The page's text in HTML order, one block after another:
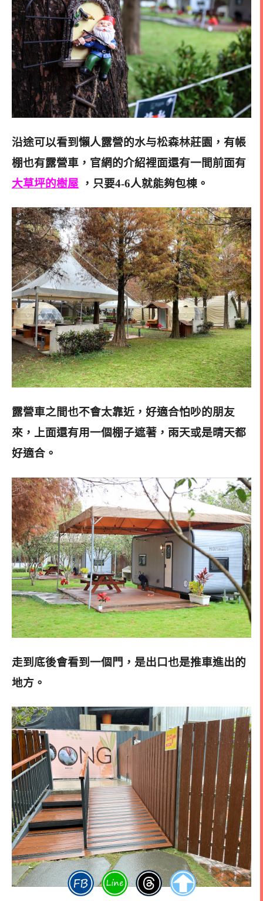
沿途可以看到懶人露營的水与松森林莊園，有帳
棚也有露營車，官網的介紹裡面還有一間前面有
大草坪的樹屋 ，只要4-6人就能夠包棟。
露營車之間也不會太靠近，好適合怕吵的朋友
來，上面還有用一個棚子遮著，雨天或是晴天都
好適合。
走到底後會看到一個門，是出口也是推車進出的
地方。